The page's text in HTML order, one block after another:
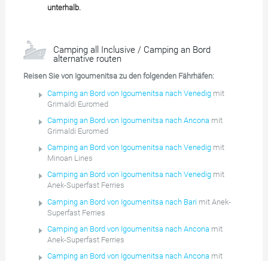
unterhalb.
Camping all Inclusive / Camping an Bord
alternative routen
Reisen Sie von Igoumenitsa zu den folgenden Fährhäfen:
Camping an Bord von Igoumenitsa nach Venedigmit
Grimaldi Euromed
Camping an Bord von Igoumenitsa nach Ancona mit
Grimaldi Euromed
Camping an Bord von Igoumenitsa nach Venedigmit
Minoan Lines
Camping an Bord von Igoumenitsa nach Venedigmit
Anek-Superfast Ferries
Camping an Bord von Igoumenitsa nach Bari mit Anek-
Superfast Ferries
Camping an Bord von Igoumenitsa nach Ancona mit
Anek-Superfast Ferries
Camping an Bord von Igoumenitsa nach Ancona mit